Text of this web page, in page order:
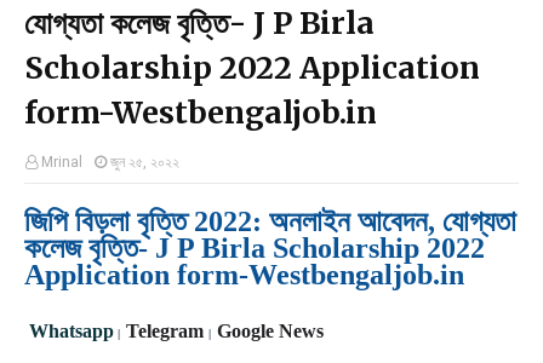
যোগ্যতা কলেজ বৃত্তি- J P Birla
Scholarship 2022 Application
form-Westbengaljob.in
Mrinal জুন ২৫, ২০২২
জিপি বিড়লা বৃত্তি 2022: অনলাইন আবেদন, যোগ্যতা
কলেজ বৃত্তি- J P Birla Scholarship 2022
Application form-Westbengaljob.in
Whatsapp | Telegram | Google News